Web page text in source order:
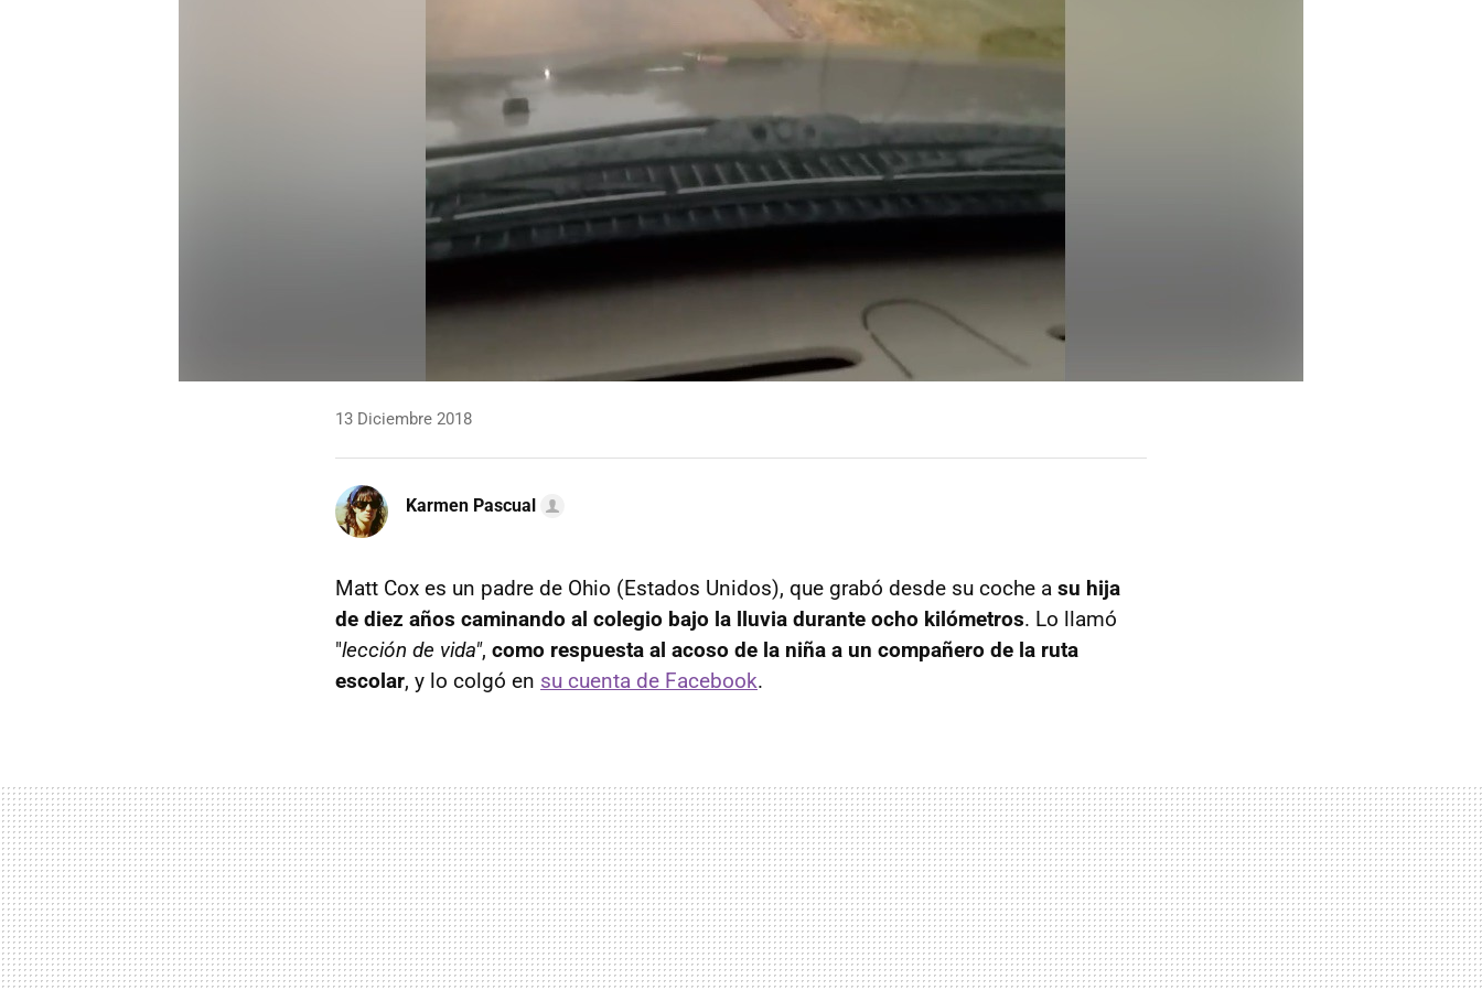
13 Diciembre 2018
Karmen Pascual
Matt Cox es un padre de Ohio (Estados Unidos), que grabó desde su coche a su hija
de diez años caminando al colegio bajo la lluvia durante ocho kilómetros. Lo llamó
"lección de vida", como respuesta al acoso de la niña a un compañero de la ruta
escolar, y lo colgó en su cuenta de Facebook.